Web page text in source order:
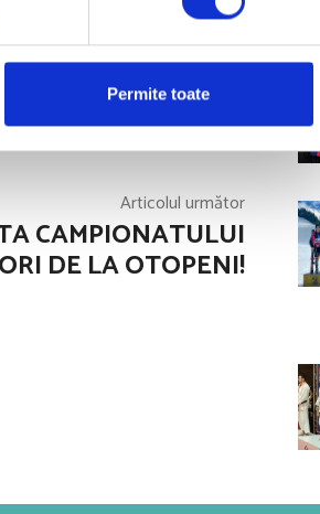
Permite toate
aur la Campionatele
Articolul următor
CAMPIONATULUI
DE LA OTOPENI!